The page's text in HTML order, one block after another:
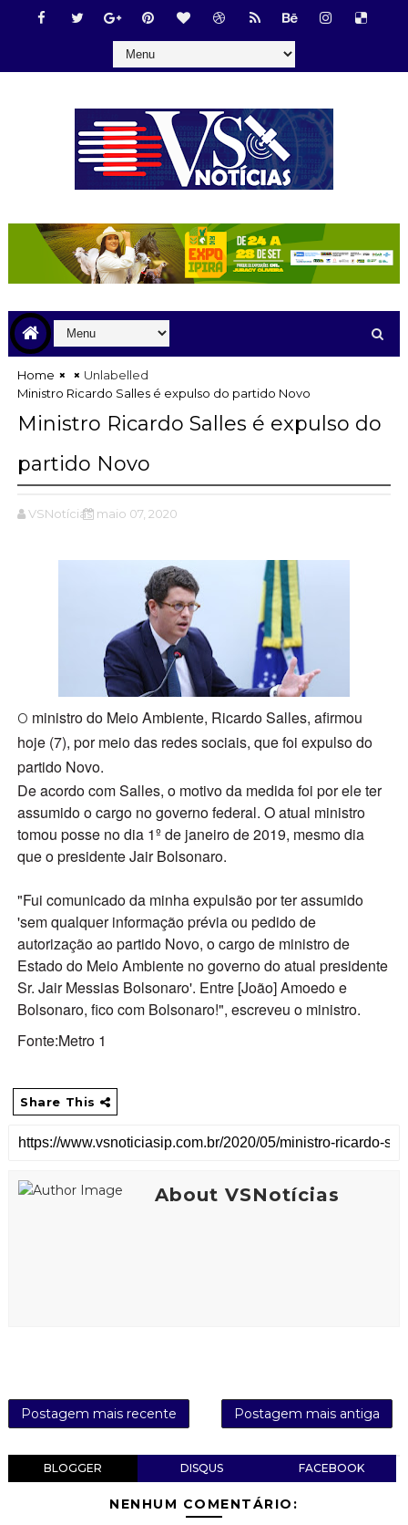
Home
Unlabelled
Ministro Ricardo Salles é expulso do partido Novo
Ministro Ricardo Salles é expulso do
partido Novo
VSNotícias maio 07, 2020
O ministro do Meio Ambiente, Ricardo Salles, afirmou
hoje (7), por meio das redes sociais, que foi expulso do
partido Novo.
De acordo com Salles, o motivo da medida foi por ele ter
assumido o cargo no governo federal. O atual ministro
tomou posse no dia 1º de janeiro de 2019, mesmo dia
que o presidente Jair Bolsonaro.
"Fui comunicado da minha expulsão por ter assumido
'sem qualquer informação prévia ou pedido de
autorização ao partido Novo, o cargo de ministro de
Estado do Meio Ambiente no governo do atual presidente
Sr. Jair Messias Bolsonaro'. Entre [João] Amoedo e
Bolsonaro, fico com Bolsonaro!", escreveu o ministro.
Fonte:Metro 1
Share This
About VSNotícias
Postagem mais recente Postagem mais antiga
BLOGGER DISQUS FACEBOOK
NENHUM COMENTÁRIO: